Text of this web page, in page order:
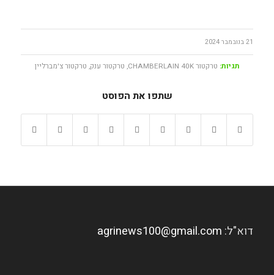
21 בנובמבר 2024
תגיות: טרקטור CHAMBERLAIN 40K , טרקטור ענק, טרקטור צ'מברליין
שתפו את הפוסט
דוא"ל: agrinews100@gmail.com